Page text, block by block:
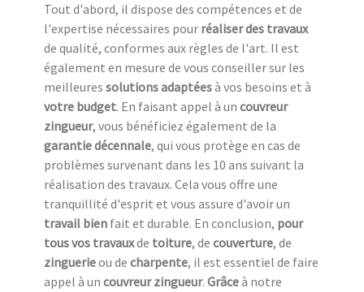
Tout d'abord, il dispose des compétences et de
l'expertise nécessaires pour réaliser des travaux
de qualité, conformes aux règles de l'art. Il est
également en mesure de vous conseiller sur les
meilleures solutions adaptéesà vos besoins et à
votre budget. En faisant appel à un couvreur
zingueur, vous bénéficiez également de la
garantie décennale, qui vous protège en cas de
problèmes survenant dans les 10 ans suivant la
réalisation des travaux. Cela vous offre une
tranquillité d'esprit et vous assure d'avoir un
travail bien fait et durable. En conclusion, pour
tous vos travauxde toiture, de couverture, de
zinguerieou de charpente, il est essentiel de faire
appel à un couvreur zingueur. Grâceà notre